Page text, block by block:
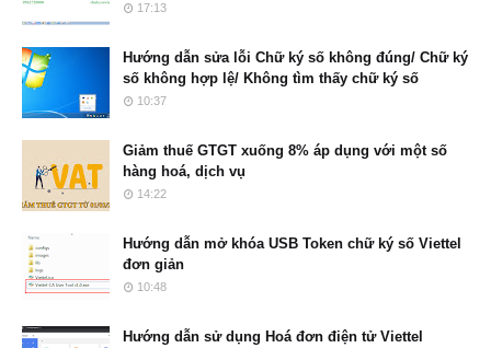
17:13
Hướng dẫn sửa lỗi Chữ ký số không đúng/ Chữ ký
số không hợp lệ/ Không tìm thấy chữ ký số
10:37
Giảm thuế GTGT xuống 8% áp dụng với một số
hàng hoá, dịch vụ
14:22
Hướng dẫn mở khóa USB Token chữ ký số Viettel
đơn giản
10:48
Hướng dẫn sử dụng Hoá đơn điện tử Viettel